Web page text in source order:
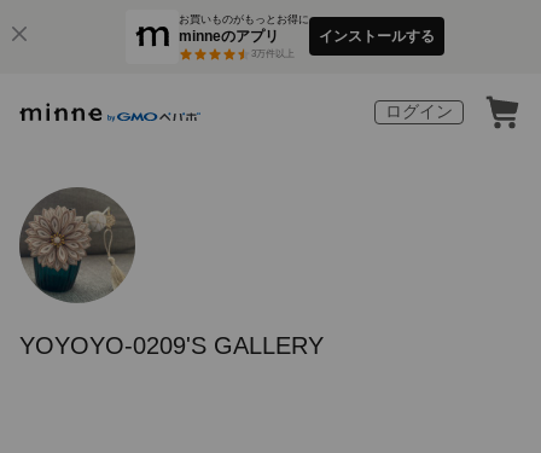
お買いものがもっとお得に
minneのアプリ
3万件以上
インストールする
ログイン
YOYOYO-0209'S GALLERY